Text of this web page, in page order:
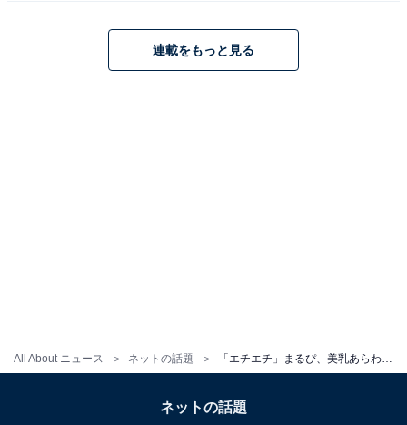
All About ニュース ネットの話題
連載をもっと見る
ネットの話題